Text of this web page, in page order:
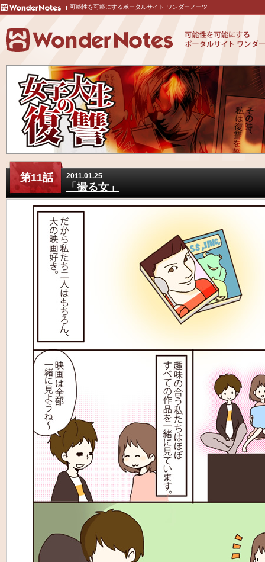
可能性を可能にするポータルサイト ワンダーノーツ
第11話 2011.01.25
「撮る女」